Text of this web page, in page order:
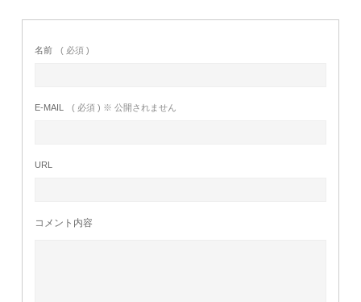
名前 ( 必須 )
E-MAIL ( 必須 ) ※ 公開されません
URL
コメント内容